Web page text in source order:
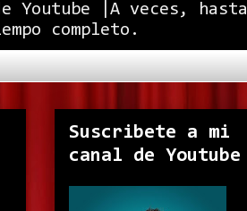
Youtube |A veces, hasta
completo.
Suscribete a mi
canal de Youtube